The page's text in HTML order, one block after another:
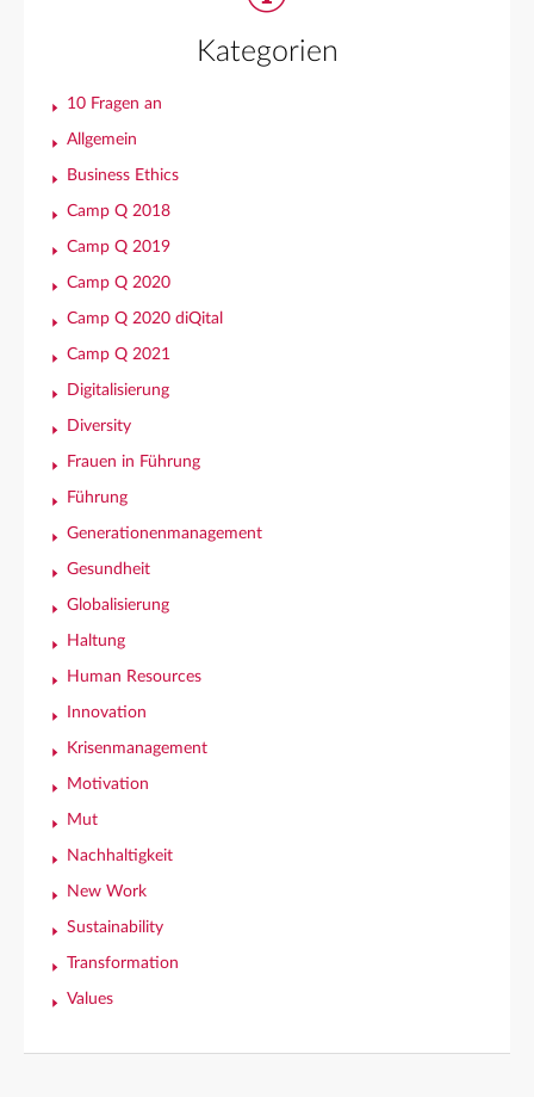
Kategorien
10 Fragen an
Allgemein
Business Ethics
Camp Q 2018
Camp Q 2019
Camp Q 2020
Camp Q 2020 diQital
Camp Q 2021
Digitalisierung
Diversity
Frauen in Führung
Führung
Generationenmanagement
Gesundheit
Globalisierung
Haltung
Human Resources
Innovation
Krisenmanagement
Motivation
Mut
Nachhaltigkeit
New Work
Sustainability
Transformation
Values